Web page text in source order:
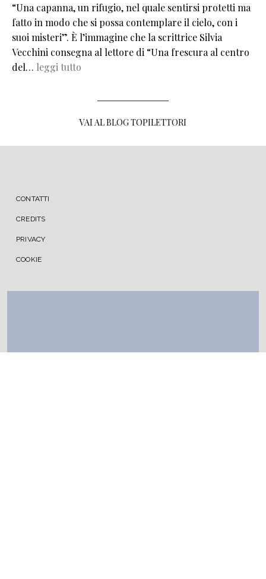
“Una capanna, un rifugio, nel quale sentirsi protetti ma
fatto in modo che si possa contemplare il cielo, con i
suoi misteri”. È l’immagine che la scrittrice Silvia
Vecchini consegna al lettore di “Una frescura al centro
del… leggi tutto
VAI AL BLOG TOPILETTORI
MENU FOOTER
CONTATTI
CREDITS
PRIVACY
COOKIE